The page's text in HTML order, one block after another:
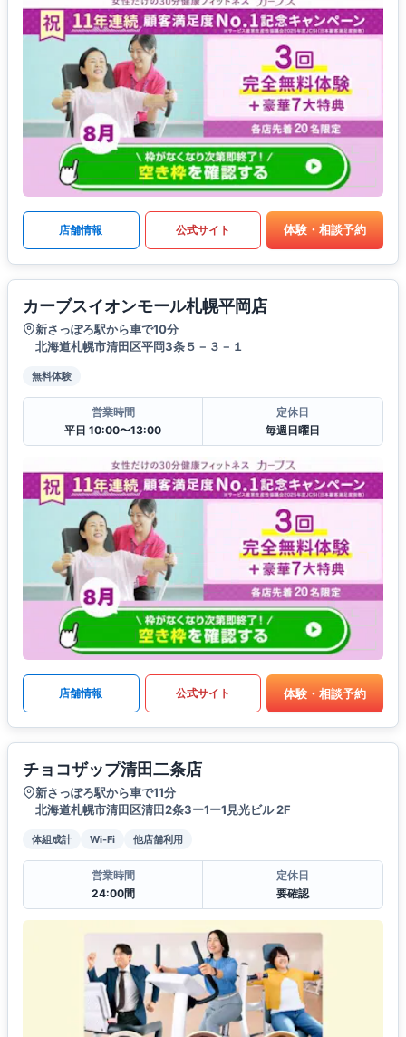
店舗情報 公式サイト 体験・相談予約
カーブスイオンモール札幌平岡店
新さっぽろ駅から車で10分
北海道札幌市清田区平岡3条５－３－１
無料体験
営業時間
平日 10:00〜13:00
定休日
毎週日曜日
店舗情報 公式サイト 体験・相談予約
チョコザップ清田二条店
新さっぽろ駅から車で11分
北海道札幌市清田区清田2条3ー1ー1見光ビル 2F
体組成計 Wi-Fi 他店舗利用
営業時間
24:00間
定休日
要確認